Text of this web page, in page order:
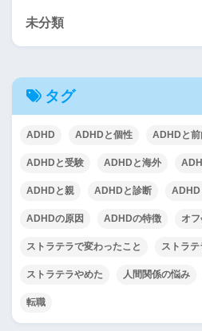
未分類
タグ
ADHD ADHDと個性 ADHDと
ADHDと受験 ADHDと海外
ADHDと親 ADHDと診断 ADHD
ADHDの原因 ADHDの特徴 オ
ストラテラで変わったこと ストラ
ストラテラやめた 人間関係の悩み
転職